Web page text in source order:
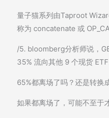
量子猫系列由Taproot
称为 concatenate 或
/5. bloomberg分析师说，
35% 流向其他 9 个现货 ETF
65%都离场了吗？还是转换
如果都离场了，可能不至于